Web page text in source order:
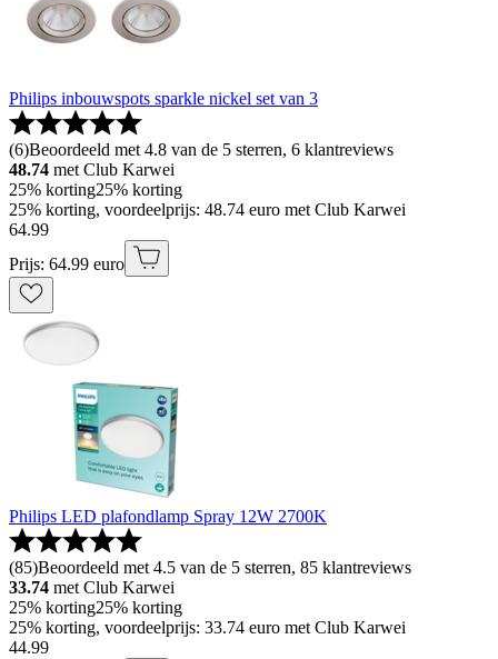
Philips inbouwspots sparkle nickel set van 3
(6)Beoordeeld met 4.8 van de 5 sterren, 6 klantreviews
48.74 met Club Karwei
25% korting25% korting
25% korting, voordeelprijs: 48.74 euro met Club Karwei
64.99
Prijs: 64.99 euro
Philips LED plafondlamp Spray 12W 2700K
(85)Beoordeeld met 4.5 van de 5 sterren, 85 klantreviews
33.74 met Club Karwei
25% korting25% korting
25% korting, voordeelprijs: 33.74 euro met Club Karwei
44.99